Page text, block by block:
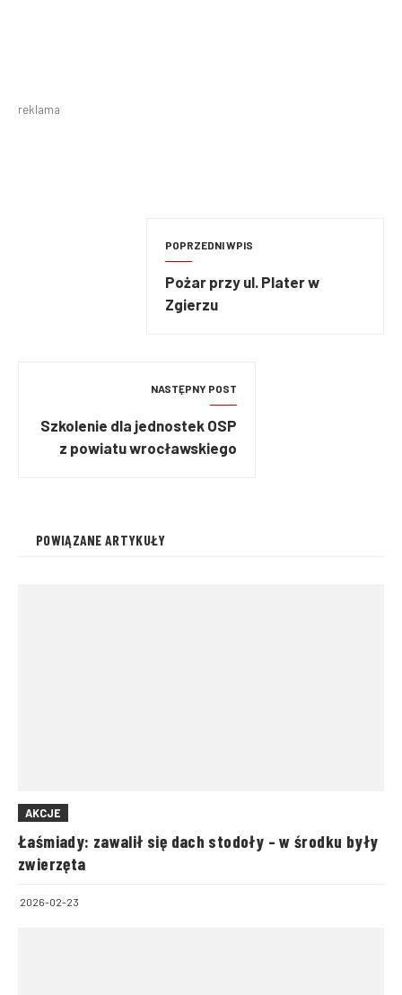
reklama
POPRZEDNI WPIS
Pożar przy ul. Plater w
Zgierzu
NASTĘPNY POST
Szkolenie dla jednostek OSP
z powiatu wrocławskiego
POWIĄZANE ARTYKUŁY
AKCJE
Łaśmiady: zawalił się dach stodoły – w środku były
zwierzęta
2026-02-23